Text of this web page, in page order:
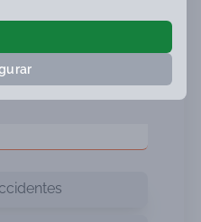
prácticas en los
el impacto
un modelo de economía